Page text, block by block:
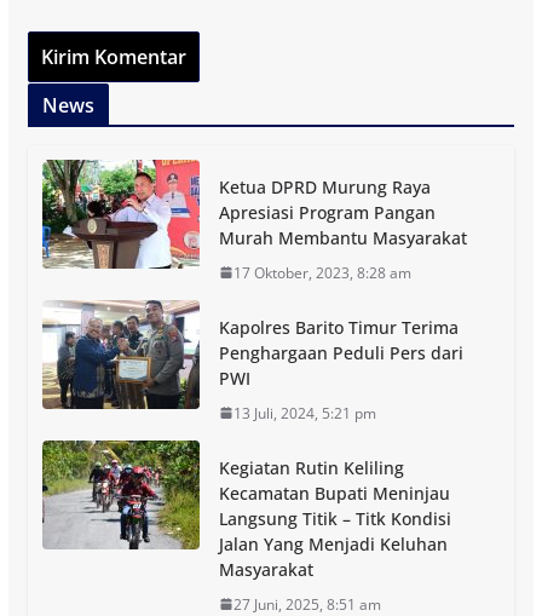
News
Ketua DPRD Murung Raya
Apresiasi Program Pangan
Murah Membantu Masyarakat
17 Oktober, 2023, 8:28 am
Kapolres Barito Timur Terima
Penghargaan Peduli Pers dari
PWI
13 Juli, 2024, 5:21 pm
Kegiatan Rutin Keliling
Kecamatan Bupati Meninjau
Langsung Titik – Titk Kondisi
Jalan Yang Menjadi Keluhan
Masyarakat
27 Juni, 2025, 8:51 am